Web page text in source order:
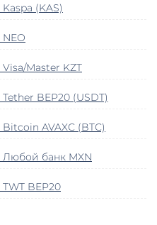
(KAS)
Master KZT
BEP20 (USDT)
AVAXC (BTC)
Любой банк MXN
BEP20